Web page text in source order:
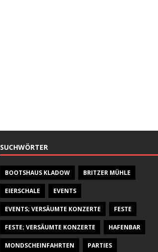
SUCHWÖRTER
BOOTSHAUS KLADOW BRITZER MÜHLE
EIERSCHALE EVENTS
EVENTS; VERSÄUMTE KONZERTE FESTE
FESTE; VERSÄUMTE KONZERTE HAFENBAR
MONDSCHEINFAHRTEN PARTIES